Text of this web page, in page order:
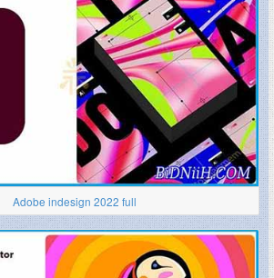
Adobe indesign 2022 full